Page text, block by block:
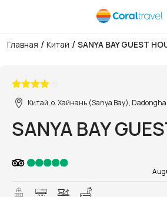
Главная / Китай / SANYA BAY GUEST
Китай, о. Хайнань (Sanya Bay), Dadonghai
SANYA BAY